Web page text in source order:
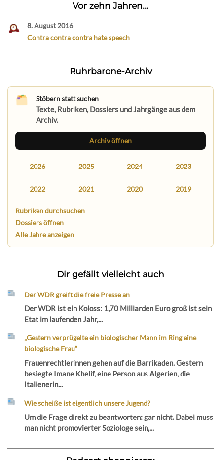
Vor zehn Jahren...
8. August 2016
Contra contra contra hate speech
Ruhrbarone-Archiv
Stöbern statt suchen
Texte, Rubriken, Dossiers und Jahrgänge aus dem
Archiv.
Archiv öffnen
2026 2025 2024 2023
2022 2021 2020 2019
Rubriken durchsuchen
Dossiers öffnen
Alle Jahre anzeigen
Dir gefällt vielleicht auch
Der WDR greift die freie Presse an
Der WDR ist ein Koloss: 1,70 Milliarden Euro groß ist sein
Etat im laufenden Jahr,...
„Gestern verprügelte ein biologischer Mann im Ring eine
biologische Frau“
Frauenrechtlerinnen gehen auf die Barrikaden. Gestern
besiegte Imane Khelif, eine Person aus Algerien, die
Italienerin...
Wie scheiße ist eigentlich unsere Jugend?
Um die Frage direkt zu beantworten: gar nicht. Dabei muss
man nicht promovierter Soziologe sein,...